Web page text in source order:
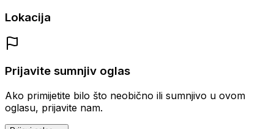
Lokacija
Prijavite sumnjiv oglas
Ako primijetite bilo što neobično ili sumnjivo u ovom
oglasu, prijavite nam.